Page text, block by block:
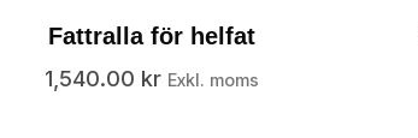
Fattralla för helfat
1,540.00 kr Exkl. moms